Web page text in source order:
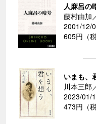
人麻呂の
藤村由加
2001/12/
605円（税
いまも、
川本三郎
2023/01/
473円（税